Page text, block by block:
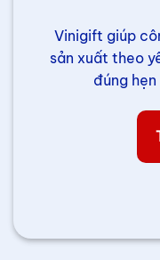
Vinigift giúp
sản xuất theo
đúng